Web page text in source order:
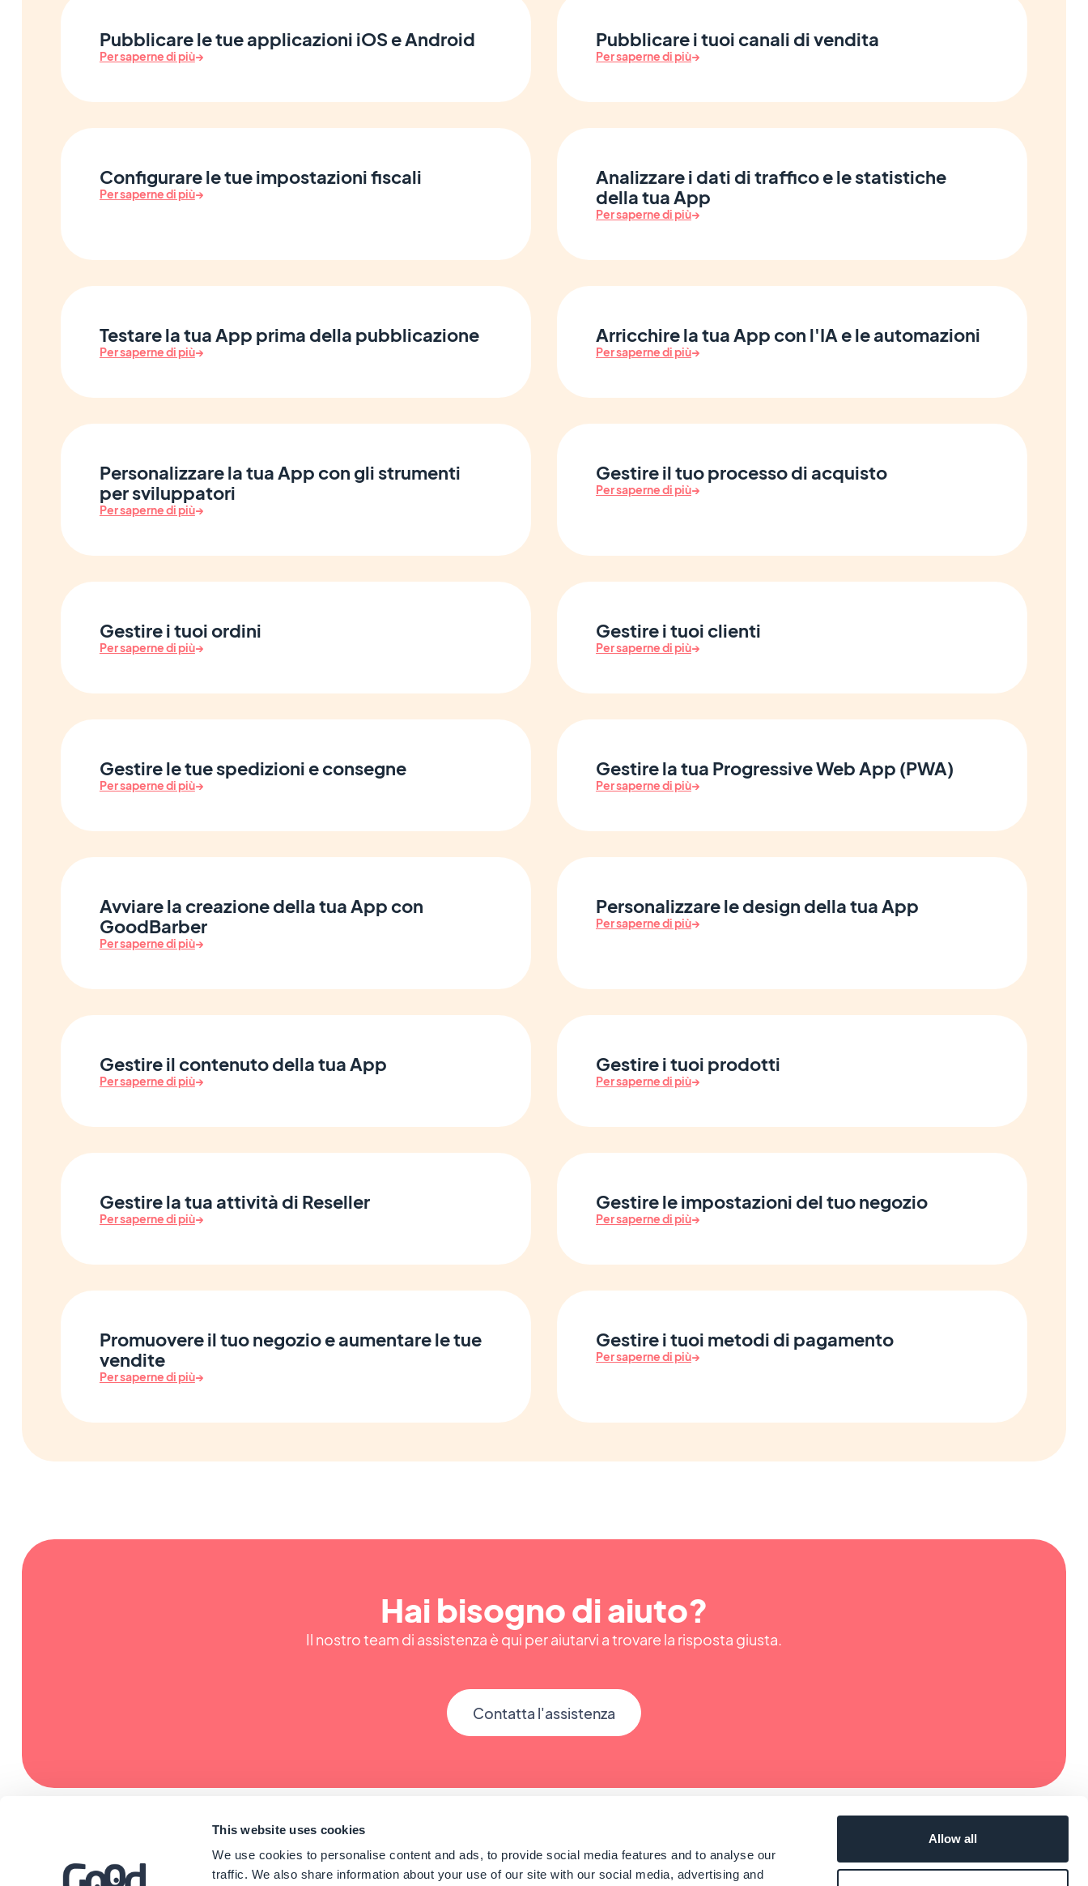
This website uses cookies
We use cookies to personalise content and ads, to provide social media features and to analyse our
traffic. We also share information about your use of our site with our social media, advertising and
Allow all
Pubblicare le tue applicazioni iOS e Android
Per saperne di più→
Pubblicare i tuoi canali di vendita
Per saperne di più→
Configurare le tue impostazioni fiscali
Per saperne di più→
Analizzare i dati di traffico e le statistiche
della tua App
Per saperne di più→
Testare la tua App prima della pubblicazione
Per saperne di più→
Arricchire la tua App con l'IA e le automazioni
Per saperne di più→
Personalizzare la tua App con gli strumenti
per sviluppatori
Per saperne di più→
Gestire il tuo processo di acquisto
Per saperne di più→
Gestire i tuoi ordini
Per saperne di più→
Gestire i tuoi clienti
Per saperne di più→
Gestire le tue spedizioni e consegne
Per saperne di più→
Gestire la tua Progressive Web App (PWA)
Per saperne di più→
Avviare la creazione della tua App con
GoodBarber
Per saperne di più→
Personalizzare le design della tua App
Per saperne di più→
Gestire il contenuto della tua App
Per saperne di più→
Gestire i tuoi prodotti
Per saperne di più→
Gestire la tua attività di Reseller
Per saperne di più→
Gestire le impostazioni del tuo negozio
Per saperne di più→
Promuovere il tuo negozio e aumentare le tue
vendite
Per saperne di più→
Gestire i tuoi metodi di pagamento
Per saperne di più→
Hai bisogno di aiuto?
Il nostro team di assistenza è qui per aiutarvi a trovare la risposta giusta.
Contatta l'assistenza